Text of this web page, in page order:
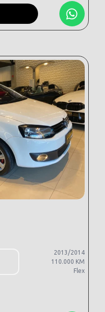
2013/2014
110.000 KM
Flex